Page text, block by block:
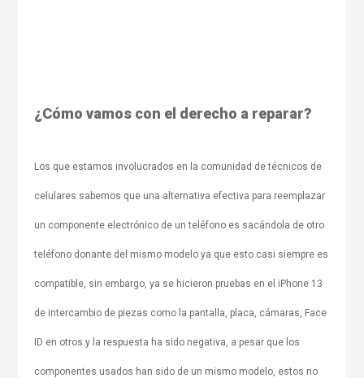
¿Cómo vamos con el derecho a reparar?
Los que estamos involucrados en la comunidad de técnicos de
celulares sabemos que una alternativa efectiva para reemplazar
un componente electrónico de un teléfono es sacándola de otro
teléfono donante del mismo modelo ya que esto casi siempre es
compatible, sin embargo, ya se hicieron pruebas en el iPhone 13
de intercambio de piezas como la pantalla, placa, cámaras, Face
ID en otros y la respuesta ha sido negativa, a pesar que los
componentes usados han sido de un mismo modelo, estos no